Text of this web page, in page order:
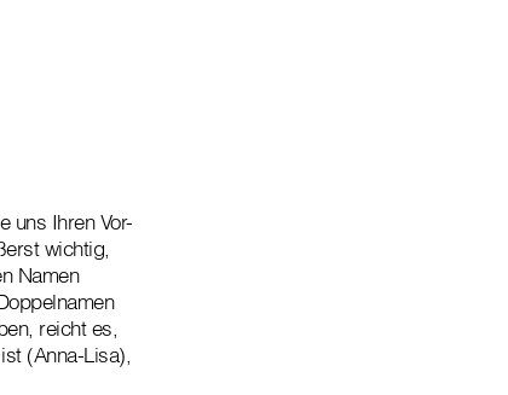
uns Ihren Vor-
wichtig,
Namen
reicht es,
(Anna-Lisa),